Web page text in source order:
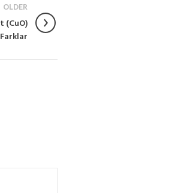
OLDER
(CuO)